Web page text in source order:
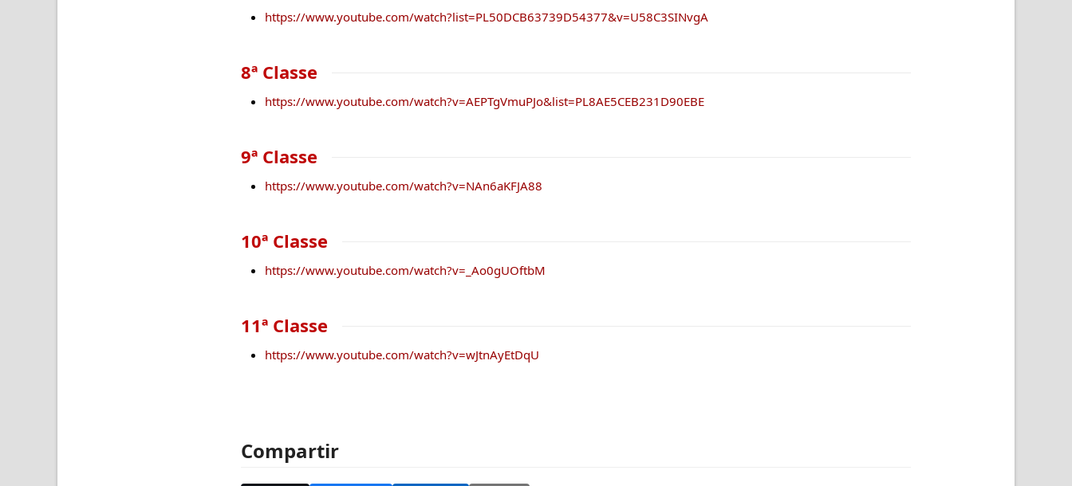
https://www.youtube.com/watch?list=PL50DCB63739D54377&v=U58C3SINvgA
8ª Classe
https://www.youtube.com/watch?v=AEPTgVmuPJo&list=PL8AE5CEB231D90EBE
9ª Classe
https://www.youtube.com/watch?v=NAn6aKFJA88
10ª Classe
https://www.youtube.com/watch?v=_Ao0gUOftbM
11ª Classe
https://www.youtube.com/watch?v=wJtnAyEtDqU
Compartir